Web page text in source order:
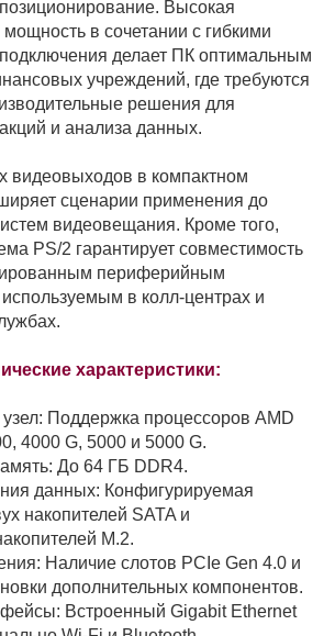
Высокая
в сочетании с гибкими
делает ПК оптимальным
учреждений, где требуются
решения для
и анализа данных.
видеовыходов в компактном
сценарии применения до
видеовещания. Кроме того,
PS/2 гарантирует совместимость
периферийным
в колл-центрах и
характеристики:
Поддержка процессоров AMD
4000 G, 5000 и 5000 G.
До 64 ГБ DDR4.
данных: Конфигурируемая
накопителей SATA и
M.2.
Наличие слотов PCIe Gen 4.0 и
дополнительных компонентов.
Встроенный Gigabit Ethernet